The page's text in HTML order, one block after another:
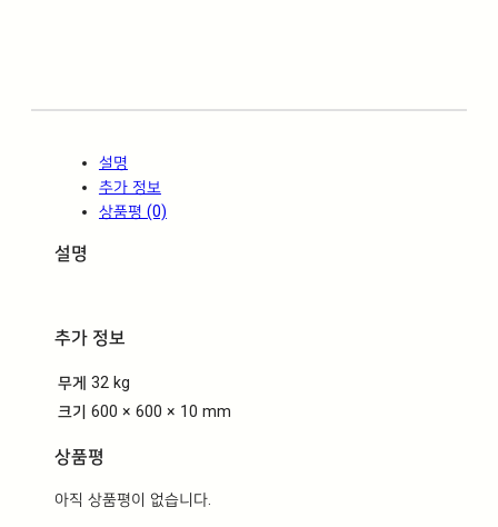
0
설명
추가 정보
상품평 (0)
설명
추가 정보
무게 32 kg
크기
600 × 600 × 10 mm
상품평
아직 상품평이 없습니다.